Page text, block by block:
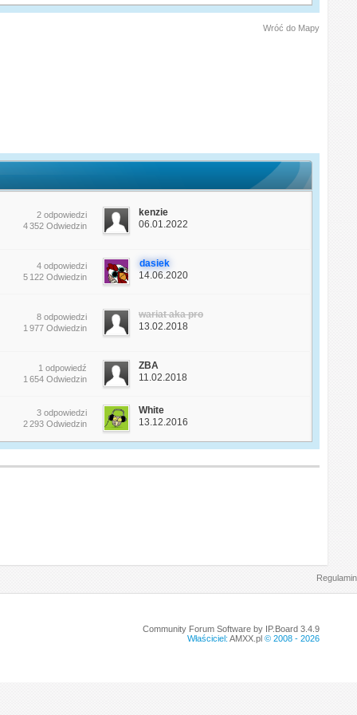
Wróć do Mapy
2 odpowiedzi
4 352 Odwiedzin
kenzie
06.01.2022
4 odpowiedzi
5 122 Odwiedzin
dasiek
14.06.2020
8 odpowiedzi
1 977 Odwiedzin
wariat aka pro
13.02.2018
1 odpowiedź
1 654 Odwiedzin
ZBA
11.02.2018
3 odpowiedzi
2 293 Odwiedzin
White
13.12.2016
Regulamin
Community Forum Software by IP.Board 3.4.9
Właściciel: AMXX.pl© 2008 - 2026